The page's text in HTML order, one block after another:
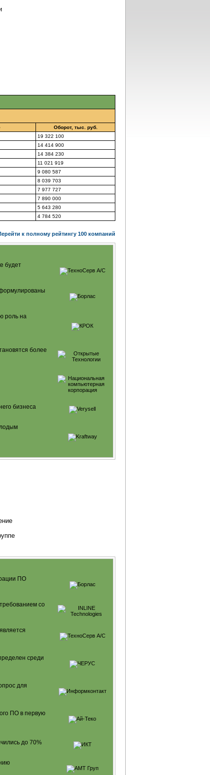
Оборот, тыс. руб.
19 322 100
14 414 900
14 384 230
11 021 919
9 080 587
8 039 703
7 977 727
7 890 000
5 643 280
4 784 520
к полному рейтингу 100 компаний
будет
роль на
более
бизнеса
ПО
со
среди
для
ПО в первую
до 70%